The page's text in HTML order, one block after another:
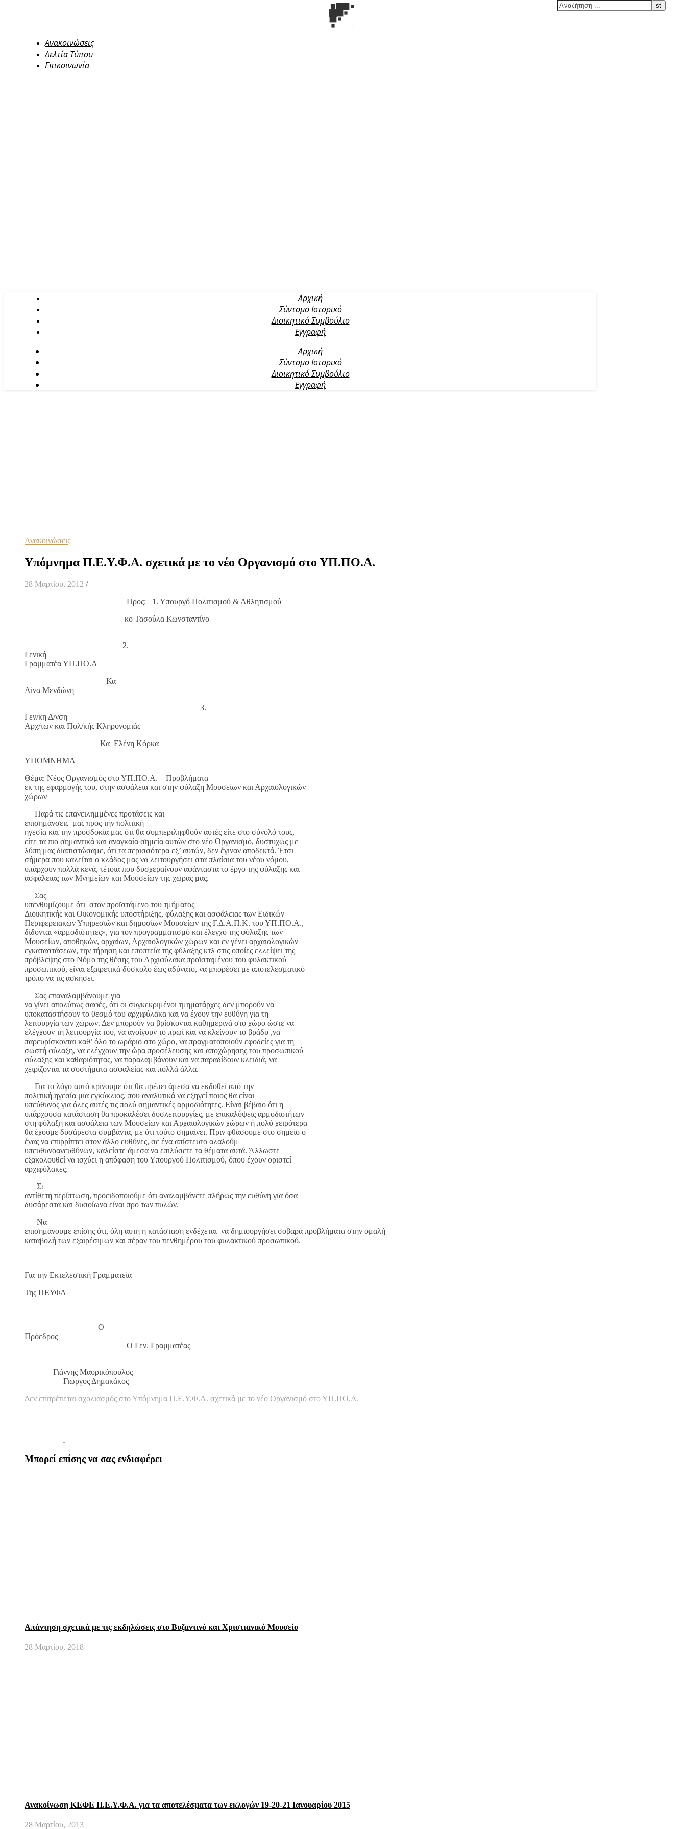
Ανακοινώσεις
Δελτία Τύπου
Επικοινωνία
Αρχική
Σύντομο Ιστορικό
Διοικητικό Συμβούλιο
Εγγραφή
Αρχική
Σύντομο Ιστορικό
Διοικητικό Συμβούλιο
Εγγραφή
Ανακοινώσεις
Υπόμνημα Π.Ε.Υ.Φ.Α. σχετικά με το νέο Οργανισμό στο ΥΠ.ΠΟ.Α.
28 Μαρτίου, 2012 /
Προς: 1. Υπουργό Πολιτισμού & Αθλητισμού
κο Τασούλα Κωνσταντίνο
2.
Γενική
Γραμματέα ΥΠ.ΠΟ.Α
Κα
Λίνα Μενδώνη
3.
Γεν/κη Δ/νση
Αρχ/των και Πολ/κής Κληρονομιάς
Κα Ελένη Κόρκα
ΥΠΟΜΝΗΜΑ
Θέμα: Νέος Οργανισμός στο ΥΠ.ΠΟ.Α. – Προβλήματα
εκ της εφαρμογής του, στην ασφάλεια και στην φύλαξη Μουσείων και Αρχαιολογικών
χώρων
Παρά τις επανειλημμένες προτάσεις και
επισημάνσεις μας προς την πολιτική
ηγεσία και την προσδοκία μας ότι θα συμπεριληφθούν αυτές είτε στο σύνολό τους,
είτε τα πιο σημαντικά και αναγκαία σημεία αυτών στο νέο Οργανισμό, δυστυχώς με
λύπη μας διαπιστώσαμε, ότι τα περισσότερα εξ’ αυτών, δεν έγιναν αποδεκτά. Έτσι
σήμερα που καλείται ο κλάδος μας να λειτουργήσει στα πλαίσια του νέου νόμου,
υπάρχουν πολλά κενά, τέτοια που δυσχεραίνουν αφάνταστα το έργο της φύλαξης και
ασφάλειας των Μνημείων και Μουσείων της χώρας μας.
Σας
υπενθυμίζουμε ότι στον προϊστάμενο του τμήματος
Διοικητικής και Οικονομικής υποστήριξης, φύλαξης και ασφάλειας των Ειδικών
Περιφερειακών Υπηρεσιών και δημοσίων Μουσείων της Γ.Δ.Α.Π.Κ. του ΥΠ.ΠΟ.Α.,
δίδονται «αρμοδιότητες», για τον προγραμματισμό και έλεγχο της φύλαξης των
Μουσείων, αποθηκών, αρχαίων, Αρχαιολογικών χώρων και εν γένει αρχαιολογικών
εγκαταστάσεων, την τήρηση και εποπτεία της φύλαξης κτλ στις οποίες ελλείψει της
πρόβλεψης στο Νόμο της θέσης του Αρχιφύλακα προϊσταμένου του φυλακτικού
προσωπικού, είναι εξαιρετικά δύσκολο έως αδύνατο, να μπορέσει με αποτελεσματικό
τρόπο να τις ασκήσει.
Σας επαναλαμβάνουμε για
να γίνει απολύτως σαφές, ότι οι συγκεκριμένοι τμηματάρχες δεν μπορούν να
υποκαταστήσουν το θεσμό του αρχιφύλακα και να έχουν την ευθύνη για τη
λειτουργία των χώρων. Δεν μπορούν να βρίσκονται καθημερινά στο χώρο ώστε να
ελέγχουν τη λειτουργία του, να ανοίγουν το πρωί και να κλείνουν το βράδυ ,να
παρευρίσκονται καθ’ όλο το ωράριο στο χώρο, να πραγματοποιούν εφοδείες για τη
σωστή φύλαξη, να ελέγχουν την ώρα προσέλευσης και αποχώρησης του προσωπικού
φύλαξης και καθαριότητας, να παραλαμβάνουν και να παραδίδουν κλειδιά, να
χειρίζονται τα συστήματα ασφαλείας και πολλά άλλα.
Για το λόγο αυτό κρίνουμε ότι θα πρέπει άμεσα να εκδοθεί από την
πολιτική ηγεσία μια εγκύκλιος, που αναλυτικά να εξηγεί ποιος θα είναι
υπεύθυνος για όλες αυτές τις πολύ σημαντικές αρμοδιότητες. Είναι βέβαιο ότι η
υπάρχουσα κατάσταση θα προκαλέσει δυσλειτουργίες, με επικαλύψεις αρμοδιοτήτων
στη φύλαξη και ασφάλεια των Μουσείων και Αρχαιολογικών χώρων ή πολύ χειρότερα
θα έχουμε δυσάρεστα συμβάντα, με ότι τούτο σημαίνει. Πριν φθάσουμε στο σημείο ο
ένας να επιρρίπτει στον άλλο ευθύνες, σε ένα απίστευτο αλαλούμ
υπευθυνοανευθύνων, καλείστε άμεσα να επιλύσετε τα θέματα αυτά. Άλλωστε
εξακολουθεί να ισχύει η απόφαση του Υπουργού Πολιτισμού, όπου έχουν οριστεί
αρχιφύλακες.
Σε
αντίθετη περίπτωση, προειδοποιούμε ότι αναλαμβάνετε πλήρως την ευθύνη για όσα
δυσάρεστα και δυσοίωνα είναι προ των πυλών.
Να
επισημάνουμε επίσης ότι, όλη αυτή η κατάσταση ενδέχεται να δημιουργήσει σοβαρά προβλήματα στην ομαλή
καταβολή των εξαιρέσιμων και πέραν του πενθημέρου του φυλακτικού προσωπικού.
Για την Εκτελεστική Γραμματεία
Της ΠΕΥΦΑ
Ο
Πρόεδρος
Ο Γεν. Γραμματέας
Γιάννης Μαυρικόπουλος
Γιώργος Δημακάκος
Δεν επιτρέπεται σχολιασμός στο Υπόμνημα Π.Ε.Υ.Φ.Α. σχετικά με το νέο Οργανισμό στο ΥΠ.ΠΟ.Α.
Μπορεί επίσης να σας ενδιαφέρει
Απάντηση σχετικά με τις εκδηλώσεις στο Βυζαντινό και Χριστιανικό Μουσείο
28 Μαρτίου, 2018
Ανακοίνωση ΚΕΦΕ Π.Ε.Υ.Φ.Α. για τα αποτελέσματα των εκλογών 19-20-21 Ιανουαρίου 2015
28 Μαρτίου, 2013